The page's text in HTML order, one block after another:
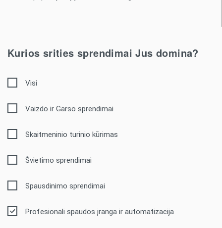
Kurios srities sprendimai Jus domina?
Visi
Vaizdo ir Garso sprendimai
Skaitmeninio turinio kūrimas
Švietimo sprendimai
Spausdinimo sprendimai
Profesionali spaudos įranga ir automatizacija